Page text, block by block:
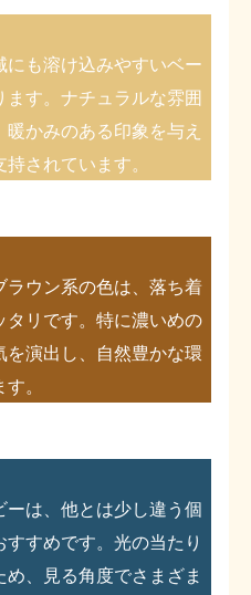
にも溶け込みやすいベー
ます。ナチュラルな雰囲
かみのある印象を与え
されています。
ラウン系の色は、落ち着
タリです。特に濃いめの
演出し、自然豊かな環
。
ーは、他とは少し違う個
すめです。光の当たり
、見る角度でさまざま